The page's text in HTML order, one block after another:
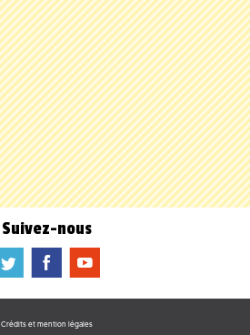
Suivez-nous
a b f
Crédits et mention légales